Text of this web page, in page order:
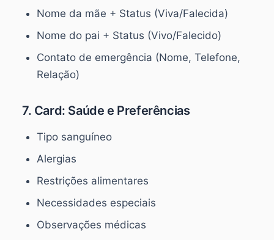
Nome da mãe + Status (Viva/Falecida)
Nome do pai + Status (Vivo/Falecido)
Contato de emergência (Nome, Telefone,
Relação)
7. Card: Saúde e Preferências
Tipo sanguíneo
Alergias
Restrições alimentares
Necessidades especiais
Observações médicas